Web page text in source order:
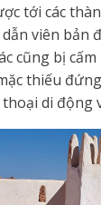
tới các
viên bản
cũng bị
thiếu
thoại di động